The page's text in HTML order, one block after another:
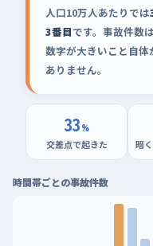
人口10万人あたりでは
3番目です。事故件数
数字が大きいこと自
ありません。
33%
交差点で起きた 暗
時間帯ごとの事故件数